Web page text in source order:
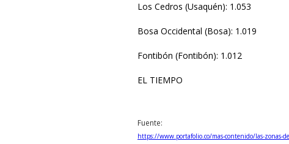
Los Cedros (Usaquén): 1.053
Bosa Occidental (Bosa): 1.019
Fontibón (Fontibón): 1.012
EL TIEMPO
Fuente:
https://www.portafolio.co/mas-contenido/las-zonas-